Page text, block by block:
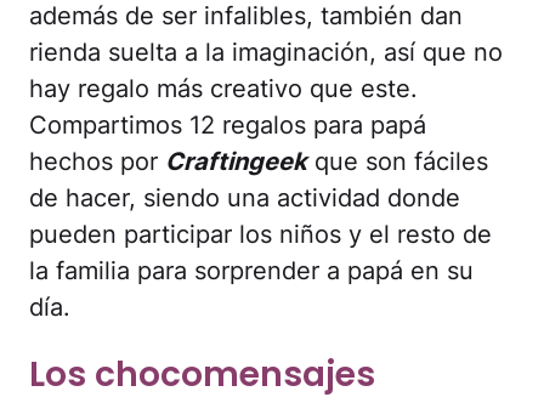
además de ser infalibles, también dan
rienda suelta a la imaginación, así que no
hay regalo más creativo que este.
Compartimos 12 regalos para papá
hechos por Craftingeekque son fáciles
de hacer, siendo una actividad donde
pueden participar los niños y el resto de
la familia para sorprender a papá en su
día.
Los chocomensajes